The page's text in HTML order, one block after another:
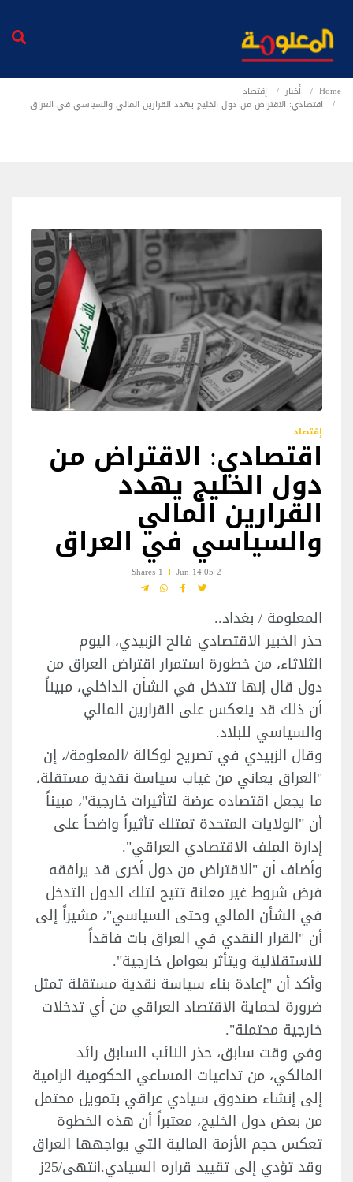
Home أخبار
إقتصاد
اقتصادي: الاقتراض من دول الخليج يهدد القرارين المالي والسياسي في العراق
إقتصاد
اقتصادي: الاقتراض من
دول الخليج يهدد
القرارين المالي
والسياسي في العراق
2 Jun 14:05
1 Shares
المعلومة / بغداد..
حذر الخبير الاقتصادي فالح الزبيدي، اليوم
الثلاثاء، من خطورة استمرار اقتراض العراق من
دول قال إنها تتدخل في الشأن الداخلي، مبيناً
أن ذلك قد ينعكس على القرارين المالي
والسياسي للبلاد.
وقال الزبيدي في تصريح لوكالة /المعلومة/، إن
"العراق يعاني من غياب سياسة نقدية مستقلة،
ما يجعل اقتصاده عرضة لتأثيرات خارجية"، مبيناً
أن "الولايات المتحدة تمتلك تأثيراً واضحاً على
إدارة الملف الاقتصادي العراقي".
وأضاف أن "الاقتراض من دول أخرى قد يرافقه
فرض شروط غير معلنة تتيح لتلك الدول التدخل
في الشأن المالي وحتى السياسي"، مشيراً إلى
أن "القرار النقدي في العراق بات فاقداً
للاستقلالية ويتأثر بعوامل خارجية".
وأكد أن "إعادة بناء سياسة نقدية مستقلة تمثل
ضرورة لحماية الاقتصاد العراقي من أي تدخلات
خارجية محتملة".
وفي وقت سابق، حذر النائب السابق رائد
المالكي، من تداعيات المساعي الحكومية الرامية
إلى إنشاء صندوق سيادي عراقي بتمويل محتمل
من بعض دول الخليج، معتبراً أن هذه الخطوة
تعكس حجم الأزمة المالية التي يواجهها العراق
وقد تؤدي إلى تقييد قراره السيادي.انتهى/25ز